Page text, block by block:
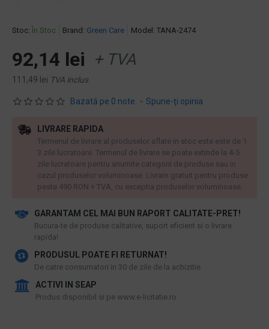
Stoc: În Stoc Brand: Green Care Model: TANA-2474
Bazată pe 0 note. - Spune-ţi opinia
92,14 lei + TVA
111,49 lei TVA inclus
GARANTAM CEL MAI BUN RAPORT CALITATE-PRET!
​Bucura-te de produse calitative, suport eficient si o livrare
rapida!
PRODUSUL POATE FI RETURNAT!
De catre consumatori in 30 de zile de la achizitie
ACTIVI IN SEAP
Produs disponibil si pe www.e-licitatie.ro
LIVRARE RAPIDA
Termenul de livrare al produselor aflate in stoc este este de 1-
3 zile lucratoare. Termenul de livrare se poate extinde la 4-5
zile lucratoare pentru anumite categorii de produse sau in
cazul produselor voluminoase. Livram gratuit pentru produse
peste 490 RON + TVA, cu exceptia produselor voluminoase.